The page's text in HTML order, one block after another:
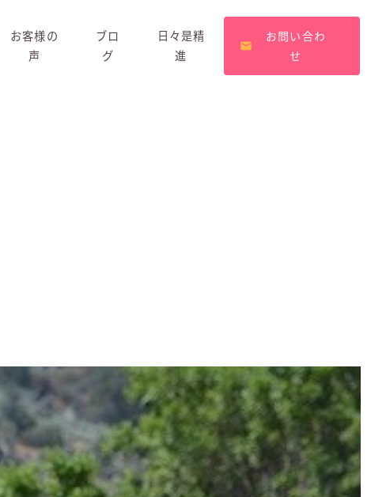
お客様の
声
ブロ
グ
日々是精
進
お問い合わ
せ